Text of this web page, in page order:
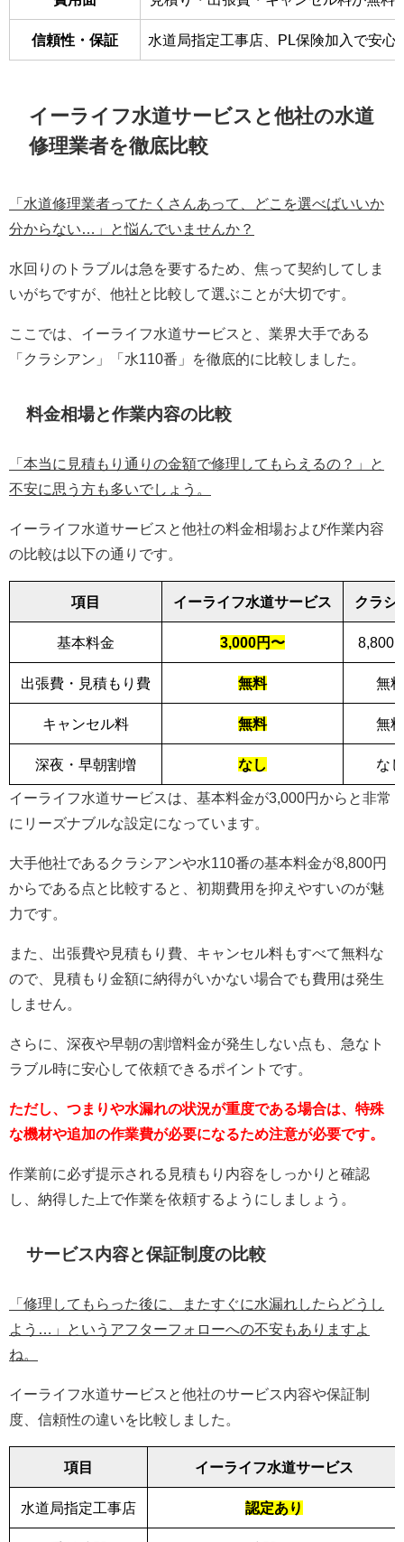
信頼性・保証 水道局指定工事店、PL保険加入で安心
イーライフ水道サービスと他社の水道
修理業者を徹底比較
「水道修理業者ってたくさんあって、どこを選べばいいか
分からない…」と悩んでいませんか？
水回りのトラブルは急を要するため、焦って契約してしま
いがちですが、他社と比較して選ぶことが大切です。
ここでは、イーライフ水道サービスと、業界大手である
「クラシアン」「水110番」を徹底的に比較しました。
料金相場と作業内容の比較
「本当に見積もり通りの金額で修理してもらえるの？」と
不安に思う方も多いでしょう。
イーライフ水道サービスと他社の料金相場および作業内容
の比較は以下の通りです。
項目 イーライフ水道サービス クラシ
基本料金 3,000円〜 8,800
出張費・見積もり費 無料 無料
キャンセル料 無料 無料
深夜・早朝割増 なし なし
イーライフ水道サービスは、基本料金が3,000円からと非常
にリーズナブルな設定になっています。
大手他社であるクラシアンや水110番の基本料金が8,800円
からである点と比較すると、初期費用を抑えやすいのが魅
力です。
また、出張費や見積もり費、キャンセル料もすべて無料な
ので、見積もり金額に納得がいかない場合でも費用は発生
しません。
さらに、深夜や早朝の割増料金が発生しない点も、急なト
ラブル時に安心して依頼できるポイントです。
ただし、つまりや水漏れの状況が重度である場合は、特殊
な機材や追加の作業費が必要になるため注意が必要です。
作業前に必ず提示される見積もり内容をしっかりと確認
し、納得した上で作業を依頼するようにしましょう。
サービス内容と保証制度の比較
「修理してもらった後に、またすぐに水漏れしたらどうし
よう…」というアフターフォローへの不安もありますよ
ね。
イーライフ水道サービスと他社のサービス内容や保証制
度、信頼性の違いを比較しました。
項目 イーライフ水道サービス
水道局指定工事店 認定あり